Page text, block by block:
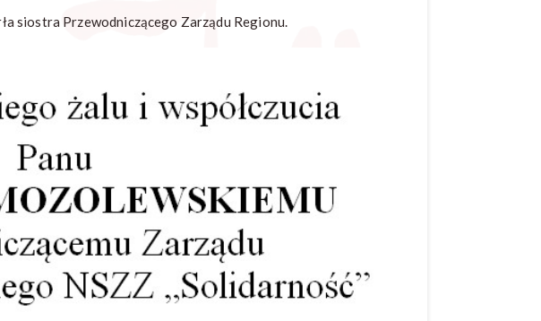
siostra Przewodniczącego Zarządu Regionu.